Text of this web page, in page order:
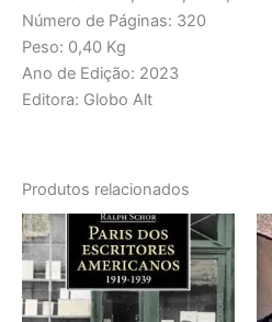
Número de Páginas: 320
Peso: 0,40 Kg
Ano de Edição: 2023
Editora: Globo Alt
Produtos relacionados